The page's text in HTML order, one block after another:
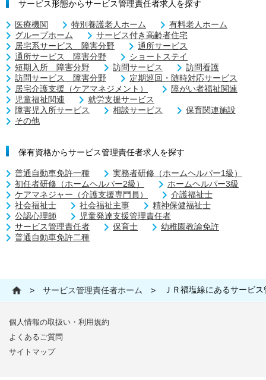
サービス形態からサービス管理責任者求人を探す
医療機関 特別養護老人ホーム
有料老人ホーム
グループホーム
サービス付き高齢者住宅
居宅系サービス 障害分野
通所サービス
通所サービス 障害分野
ショートステイ
短期入所 障害分野
訪問サービス
訪問看護
訪問サービス 障害分野
定期巡回・随時対応サービス
居宅介護支援（ケアマネジメント）
障がい者福祉関連
児童福祉関連
就労支援サービス
障害児入所サービス
相談サービス
保育関連施設
その他
保有資格からサービス管理責任者求人を探す
普通自動車免許一種
実務者研修（ホームヘルパー1級）
初任者研修（ホームヘルパー2級）
ホームヘルパー3級
ケアマネジャー（介護支援専門員）
介護福祉士
社会福祉士
社会福祉主事
精神保健福祉士
公認心理師
児童発達支援管理責任者
サービス管理責任者
保育士
幼稚園教諭免許
普通自動車免許二種
> サービス管理責任者ホーム > ＪＲ福塩線にあるサービ
個人情報の取扱い・利用規約
よくあるご質問
サイトマップ